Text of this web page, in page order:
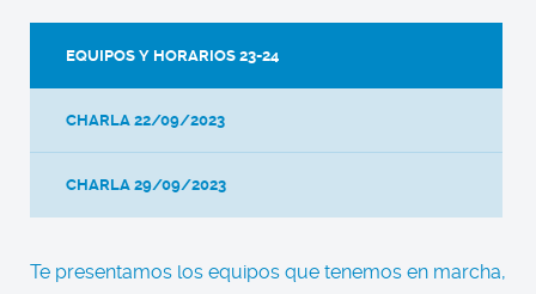
EQUIPOS Y HORARIOS 23-24
CHARLA 22/09/2023
CHARLA 29/09/2023
Te presentamos los equipos que tenemos en marcha,